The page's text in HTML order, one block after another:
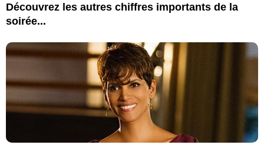
Découvrez les autres chiffres importants de la
soirée...